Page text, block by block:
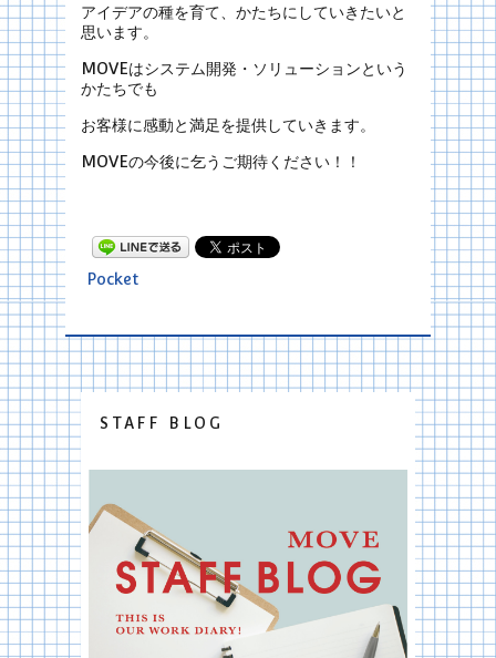
アイデアの種を育て、かたちにしていきたいと
思います。
MOVEはシステム開発・ソリューションという
かたちでも
お客様に感動と満足を提供していきます。
MOVEの今後に乞うご期待ください！！
Pocket
STAFF BLOG